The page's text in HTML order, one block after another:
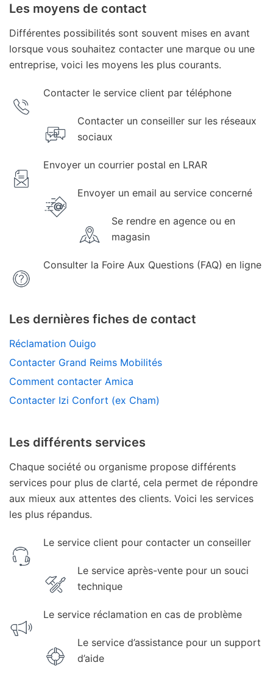
Les moyens de contact
Différentes possibilités sont souvent mises en avant
lorsque vous souhaitez contacter une marque ou une
entreprise, voici les moyens les plus courants.
Contacter le service client par téléphone
Contacter un conseiller sur les réseaux
sociaux
Envoyer un courrier postal en LRAR
Envoyer un email au service concerné
Se rendre en agence ou en
magasin
Consulter la Foire Aux Questions (FAQ) en ligne
Les dernières fiches de contact
Réclamation Ouigo
Contacter Grand Reims Mobilités
Comment contacter Amica
Contacter Izi Confort (ex Cham)
Les différents services
Chaque société ou organisme propose différents
services pour plus de clarté, cela permet de répondre
aux mieux aux attentes des clients. Voici les services
les plus répandus.
Le service client pour contacter un conseiller
Le service après-vente pour un souci
technique
Le service réclamation en cas de problème
Le service d’assistance pour un support
d’aide